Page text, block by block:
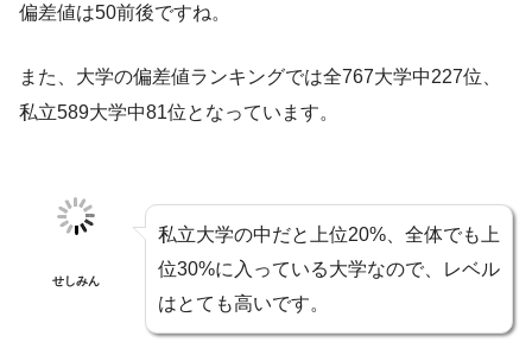
偏差値は50前後ですね。
また、大学の偏差値ランキングでは全767大学中227位、
私立589大学中81位となっています。
せしみん
私立大学の中だと上位20%、全体でも上
位30%に入っている大学なので、レベル
はとても高いです。